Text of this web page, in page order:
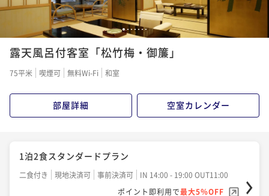
12 34567
露天風呂付客室「松竹梅・御簾」
75平米 喫煙可 無料Wi-Fi 和室
部屋詳細 空室カレンダー
1泊2食スタンダードプラン
二食付き 現地決済可 事前決済可
IN 14:00 - 19:00 OUT11:00
ポイント即利用で最大5％OFF